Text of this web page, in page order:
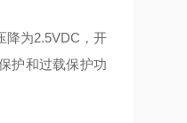
降为2.5VDC，开
护和过载保护功